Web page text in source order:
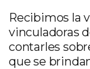
Recibimos la
vinculadoras
contarles
que se